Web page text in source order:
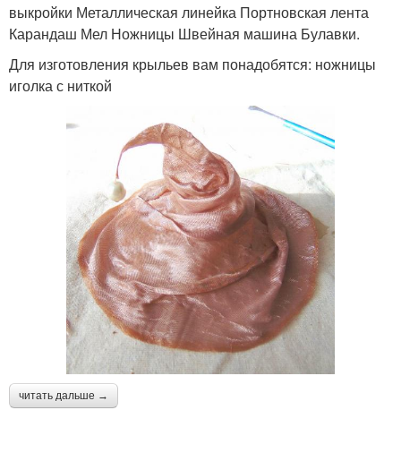
выкройки Металлическая линейка Портновская лента
Карандаш Мел Ножницы Швейная машина Булавки.
Для изготовления крыльев вам понадобятся: ножницы
иголка с ниткой
читать дальше →